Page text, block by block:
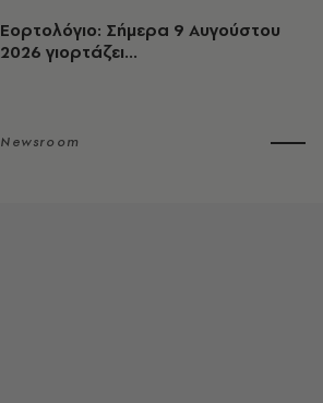
Εορτολόγιο: Σήμερα 9 Αυγούστου
2026 γιορτάζει...
Newsroom